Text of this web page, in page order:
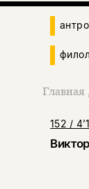
Главная
152 /